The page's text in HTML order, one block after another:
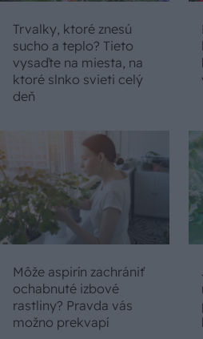
Trvalky, ktoré znesú
sucho a teplo? Tieto
vysaďte na miesta, na
ktoré slnko svieti celý
deň
Môže aspirín zachrániť
ochabnuté izbové
rastliny? Pravda vás
možno prekvapí